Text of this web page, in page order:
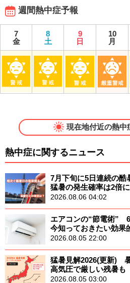
週間熱中症予報
7
金
8
土
9
日
10
月
現在地付近の熱中
熱中症に関するニュース
7月下旬に5日連続の
猛暑の発生確率は2倍に
2026.08.06 04:02
エアコンの“節電術”
今知っておきたい効果
2026.08.05 22:00
猛暑見解2026(更新)
高気圧で厳しい残暑も
2026.08.05 03:00